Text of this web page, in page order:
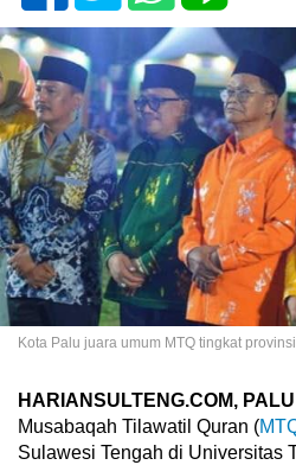
Kota Palu juara umum MTQ tingkat
HARIANSULTENG.COM, PALU
Musabaqah Tilawatil Quran (
Sulawesi Tengah di Universitas